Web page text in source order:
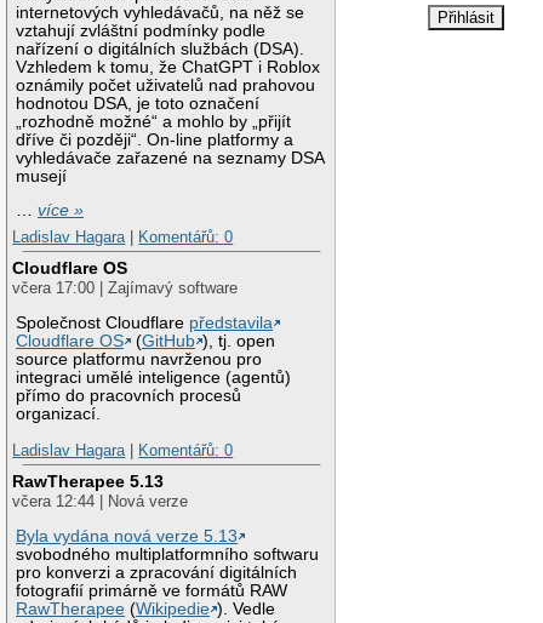
internetových vyhledávačů, na něž se
vztahují zvláštní podmínky podle
nařízení o digitálních službách (DSA).
Vzhledem k tomu, že ChatGPT i Roblox
oznámily počet uživatelů nad prahovou
hodnotou DSA, je toto označení
„rozhodně možné“ a mohlo by „přijít
dříve či později“. On-line platformy a
vyhledávače zařazené na seznamy DSA
musejí
…více »
Ladislav Hagara
Komentářů: 0
Cloudflare OS
včera 17:00 | Zajímavý software
Společnost Cloudflare představila
Cloudflare OS
(GitHub ), tj. open
source platformu navrženou pro
integraci umělé inteligence (agentů)
přímo do pracovních procesů
organizací.
Ladislav Hagara
Komentářů: 0
RawTherapee 5.13
včera 12:44 | Nová verze
Byla vydána nová verze 5.13
svobodného multiplatformního softwaru
pro konverzi a zpracování digitálních
fotografií primárně ve formátů RAW
RawTherapee (Wikipedie ). Vedle